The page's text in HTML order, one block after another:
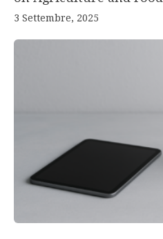
3 Settembre, 2025